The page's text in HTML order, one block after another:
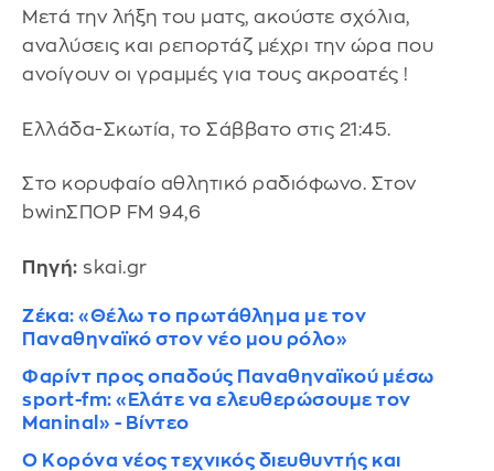
Μετά την λήξη του ματς, ακούστε σχόλια,
αναλύσεις και ρεπορτάζ μέχρι την ώρα που
ανοίγουν οι γραμμές για τους ακροατές !
Ελλάδα-Σκωτία, το Σάββατο στις 21:45.
Στο κορυφαίο αθλητικό ραδιόφωνο. Στον
bwinΣΠΟΡ FM 94,6
Πηγή: skai.gr
Ζέκα: «Θέλω το πρωτάθλημα με τον
Παναθηναϊκό στον νέο μου ρόλο»
Φαρίντ προς οπαδούς Παναθηναϊκού μέσω
sport-fm: «Ελάτε να ελευθερώσουμε τον
Maninal» - Βίντεο
Ο Κορόνα νέος τεχνικός διευθυντής και